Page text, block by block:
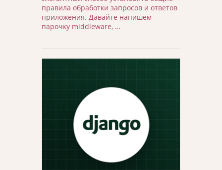
правила обработки запросов и ответов
приложения. Давайте напишем
парочку middleware, …